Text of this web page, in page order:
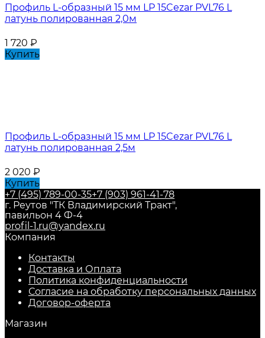
Профиль L-образный 15 мм LP 15Cezar PVL76 L
латунь полированная 2,0м
1 720 ₽
Купить
Профиль L-образный 15 мм LP 15Cezar PVL76 L
латунь полированная 2,5м
2 020 ₽
Купить
+7 (495) 789-00-35+7 (903) 961-41-78
г. Реутов "ТК Владимирский Тракт",
павильон 4 Ф-4
profil-1.ru@yandex.ru
Компания
Контакты
Доставка и Оплата
Политика конфиденциальности
Согласие на обработку персональных данных
Договор-оферта
Магазин